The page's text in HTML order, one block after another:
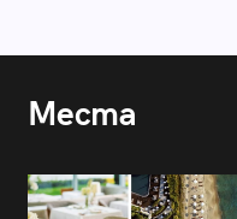
Места